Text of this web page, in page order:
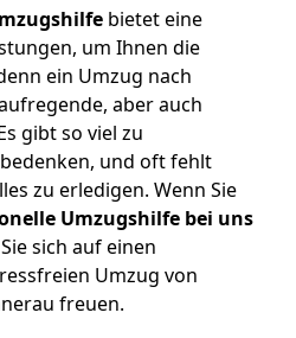
bietet eine
um Ihnen die
ein Umzug nach
aber auch
gibt so viel zu
und oft fehlt
zu erledigen. Wenn Sie
Umzugshilfe bei uns
sich auf einen
Umzug von
freuen.